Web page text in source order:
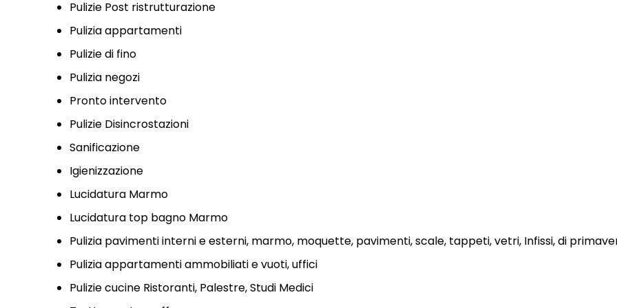
Pulizie Post ristrutturazione
Pulizia appartamenti
Pulizie di fino
Pulizia negozi
Pronto intervento
Pulizie Disincrostazioni
Sanificazione
Igienizzazione
Lucidatura Marmo
Lucidatura top bagno Marmo
Pulizia pavimenti interni e esterni, marmo, moquette, pavimenti, scale, tappeti, vetri, Infissi, di
Pulizia appartamenti ammobiliati e vuoti, uffici
Pulizie cucine Ristoranti, Palestre, Studi Medici